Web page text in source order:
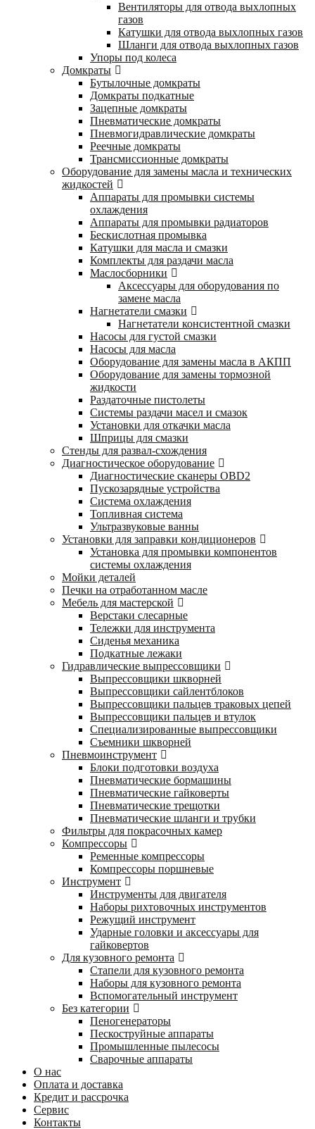
Вентиляторы для отвода выхлопных
газов
Катушки для отвода выхлопных газов
Шланги для отвода выхлопных газов
Упоры под колеса
Домкраты
Бутылочные домкраты
Домкраты подкатные
Зацепные домкраты
Пневматические домкраты
Пневмогидравлические домкраты
Реечные домкраты
Трансмиссионные домкраты
Оборудование для замены масла и технических
жидкостей
Аппараты для промывки системы
охлаждения
Аппараты для промывки радиаторов
Бескислотная промывка
Катушки для масла и смазки
Комплекты для раздачи масла
Маслосборники
Аксессуары для оборудования по
замене масла
Нагнетатели смазки
Нагнетатели консистентной смазки
Насосы для густой смазки
Насосы для масла
Оборудование для замены масла в АКПП
Оборудование для замены тормозной
жидкости
Раздаточные пистолеты
Системы раздачи масел и смазок
Установки для откачки масла
Шприцы для смазки
Стенды для развал-схождения
Диагностическое оборудование
Диагностические сканеры OBD2
Пускозарядные устройства
Система охлаждения
Топливная система
Ультразвуковые ванны
Установки для заправки кондиционеров
Установка для промывки компонентов
системы охлаждения
Мойки деталей
Печки на отработанном масле
Мебель для мастерской
Верстаки слесарные
Тележки для инструмента
Сиденья механика
Подкатные лежаки
Гидравлические выпрессовщики
Выпрессовщики шкворней
Выпрессовщики сайлентблоков
Выпрессовщики пальцев траковых цепей
Выпрессовщики пальцев и втулок
Специализированные выпрессовщики
Cъемники шкворней
Пневмоинструмент
Блоки подготовки воздуха
Пневматические бормашины
Пневматические гайковерты
Пневматические трещотки
Пневматические шланги и трубки
Фильтры для покрасочных камер
Компрессоры
Ременные компрессоры
Компрессоры поршневые
Инструмент
Инструменты для двигателя
Наборы рихтовочных инструментов
Режущий инструмент
Ударные головки и аксессуары для
гайковертов
Для кузовного ремонта
Стапели для кузовного ремонта
Наборы для кузовного ремонта
Вспомогательный инструмент
Без категории
Пеногенераторы
Пескоструйные аппараты
Промышленные пылесосы
Сварочные аппараты
О нас
Оплата и доставка
Кредит и рассрочка
Сервис
Контакты